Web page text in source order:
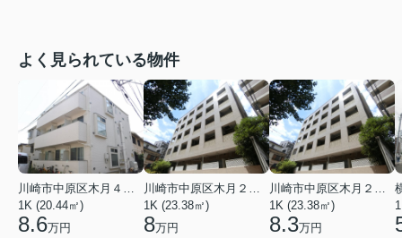
よく見られている物件
川崎市中原区木月４丁目
1K (20.44㎡)
8.6万円
川崎市中原区木月２丁目
1K (23.38㎡)
8万円
川崎市中原区木月２丁目
1K (23.38㎡)
8.3万円